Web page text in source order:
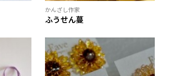
かんざし作家
ふうせん蔓